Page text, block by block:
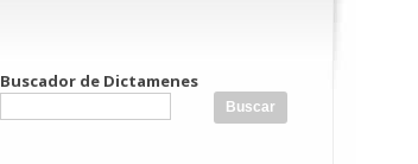
Buscador de Dictamenes